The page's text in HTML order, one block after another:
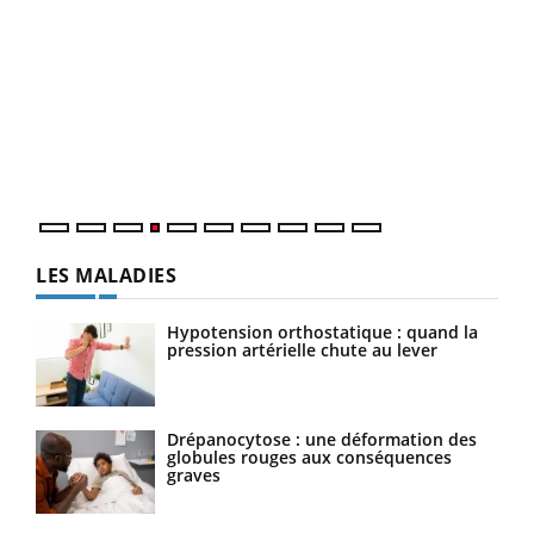
LES MALADIES
Hypotension orthostatique : quand la
pression artérielle chute au lever
Drépanocytose : une déformation des
globules rouges aux conséquences
graves